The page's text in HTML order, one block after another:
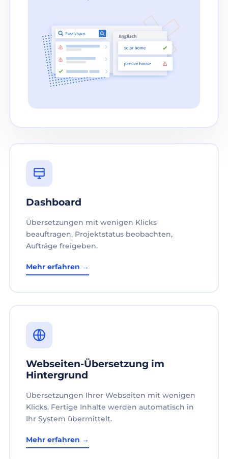
Dashboard
Übersetzungen mit wenigen Klicks
beauftragen, Projektstatus beobachten,
Aufträge freigeben.
Mehr erfahren →
Webseiten-Übersetzung im
Hintergrund
Übersetzungen Ihrer Webseiten mit wenigen
Klicks. Fertige Inhalte werden automatisch in
Ihr System übermittelt.
Mehr erfahren →